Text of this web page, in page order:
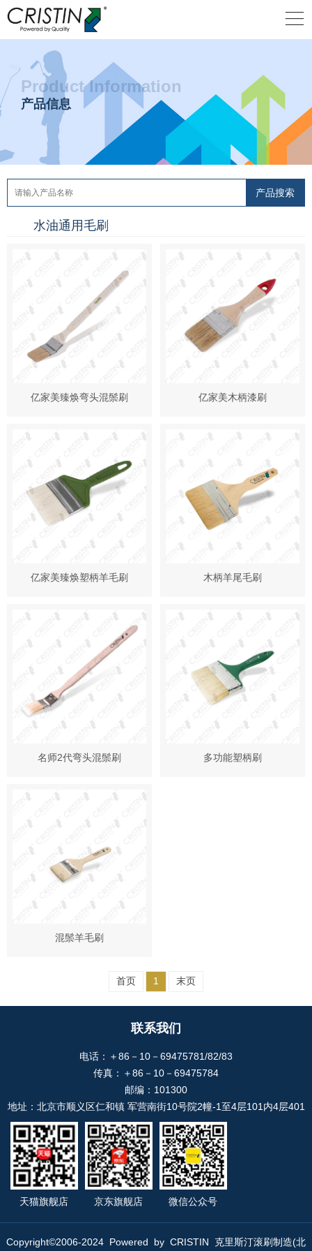
Product Information
产品信息
水油通用毛刷
亿家美臻焕弯头混鬃刷 亿家美木柄漆刷
亿家美臻焕塑柄羊毛刷 木柄羊尾毛刷
名师2代弯头混鬃刷 多功能塑柄刷
混鬃羊毛刷
首页 1 末页
联系我们
电话：＋86－10－69475781/82/83
传真：＋86－10－69475784
邮编：101300
地址：北京市顺义区仁和镇 军营南街10号院2幢-1至4层101内4层401
天猫旗舰店 京东旗舰店 微信公众号
Copyright©2006-2024 Powered by CRISTIN 克里斯汀滚刷制造(北